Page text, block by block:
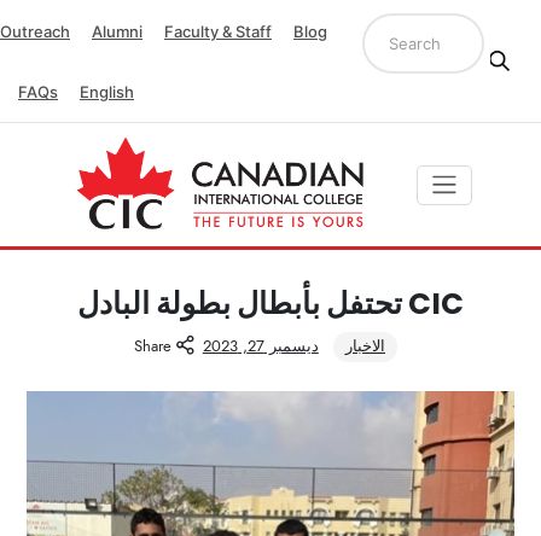
Outreach Alumni Faculty & Staff Blog
FAQs English
CIC تحتفل بأبطال بطولة البادل
الاخبار ديسمبر 27, 2023 Share